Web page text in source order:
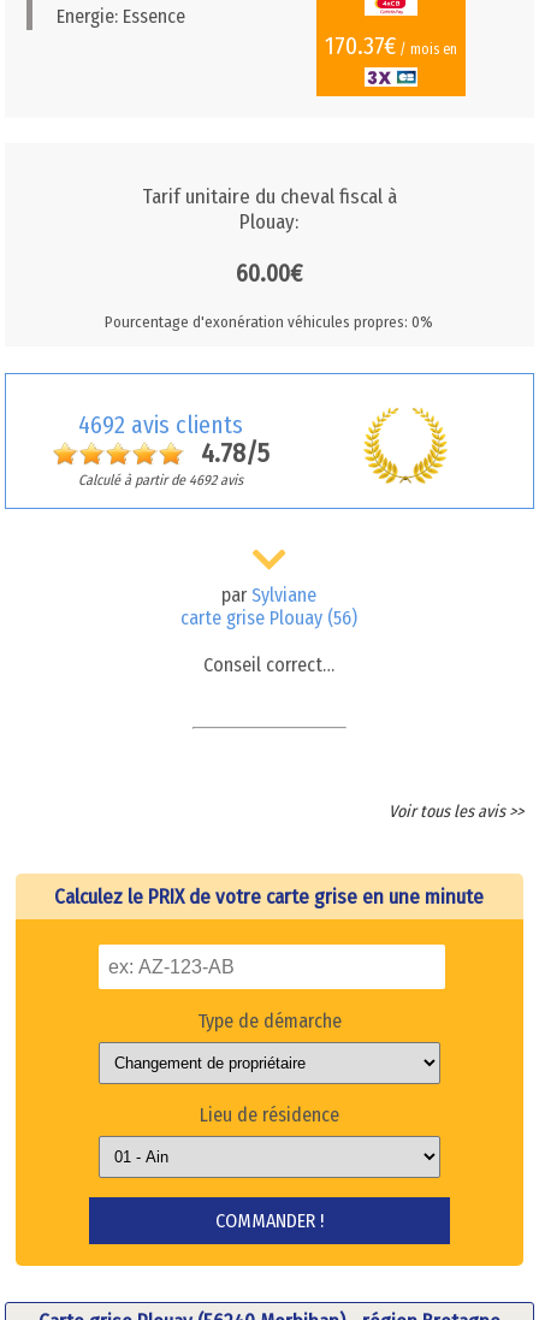
Energie: Essence
170.37€/ mois en
Tarif unitaire du cheval fiscal à
Plouay:
60.00€
Pourcentage d'exonération véhicules propres: 0%
4692 avis clients
4.78/5
Calculé à partir de 4692 avis
parSylviane
carte grise Plouay (56)
Conseil correct…
Voir tous les avis >>
Calculez le PRIX de votre carte grise en une minute
Type de démarche
Lieu de résidence